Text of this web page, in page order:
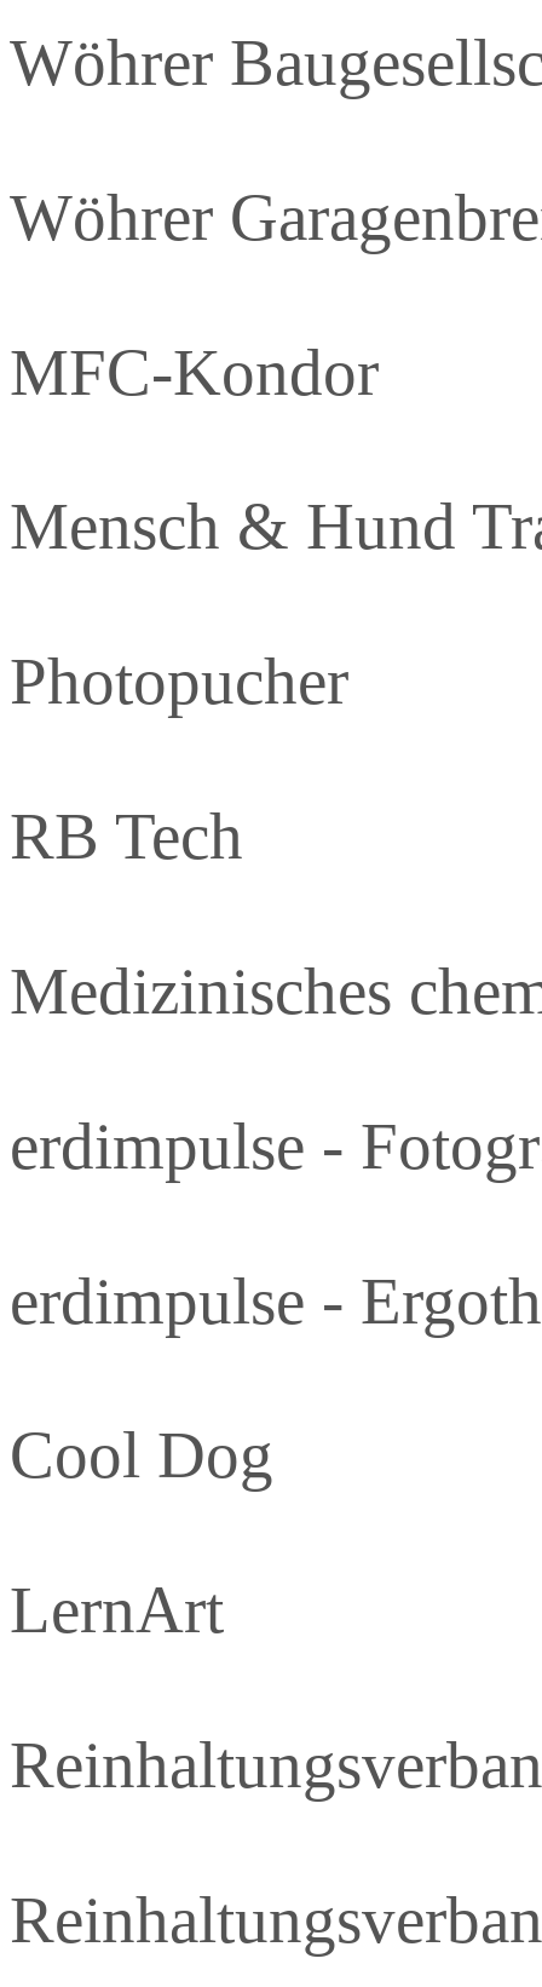
Wöhrer
Wöhrer
MFC-Kondor
Mensch & Hund
Photopucher
RB Tech
Medizinisches
erdimpulse -
erdimpulse -
Cool Dog
LernArt